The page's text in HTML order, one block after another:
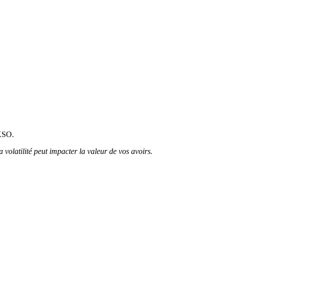
volatilité peut impacter la valeur de vos avoirs.